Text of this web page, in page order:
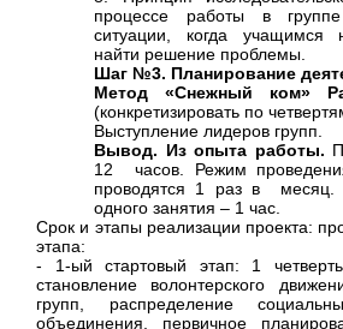
процессе работы в
ситуации, когда учащимся
найти решение проблемы.
Шаг №3. Планирование
Метод «Снежный ком»
(конкретизировать по
Выступление лидеров групп.
Вывод. Из опыта работы.
12 часов. Режим
проводятся 1 раз в месяц.
одного занятия – 1 час.
Срок и этапы реализации проекта:
этапа:
- 1-ый стартовый этап: 1
становление волонтерского
групп, распределение
объединения, первичное